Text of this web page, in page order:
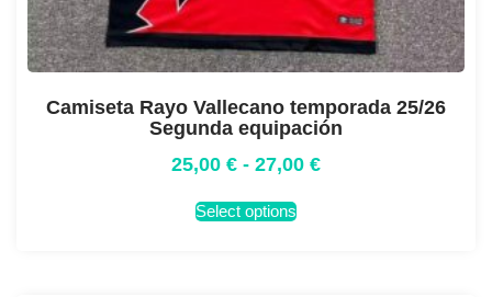
Camiseta Rayo Vallecano temporada 25/26
Segunda equipación
25,00 € - 27,00 €
Select options